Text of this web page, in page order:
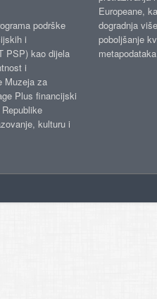
podrške
i
PSP) kao dijela
i
Muzeja za
Plus financijski
kulturu i
Europeane,
dogradnja
poboljšanje